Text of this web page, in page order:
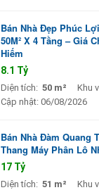
Bán Nhà Đẹp Phúc
50M² X 4 Tầng – Giá
Hiếm
8.1 Tỷ
Diện tích: 50 m² Khu
Cập nhật: 06/08/2026
Bán Nhà Đàm Quang
Thang Máy Phân Lô
17 Tỷ
Diện tích: 51 m² Khu